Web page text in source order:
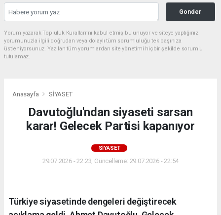
Gonder
Yorum yazarak Topluluk Kuralları’nı kabul etmiş bulunuyor ve siteye yaptığınız
yorumunuzla ilgili doğrudan veya dolaylı tüm sorumluluğu tek başınıza
üstleniyorsunuz. Yazılan tüm yorumlardan site yönetimi hiçbir şekilde sorumlu
tutulamaz.
Anasayfa SİYASET
Davutoğlu'ndan siyaseti sarsan
karar! Gelecek Partisi kapanıyor
SİYASET
29.07.2026 - 22:23, Güncelleme: 29.07.2026 - 22:54
Türkiye siyasetinde dengeleri değiştirecek